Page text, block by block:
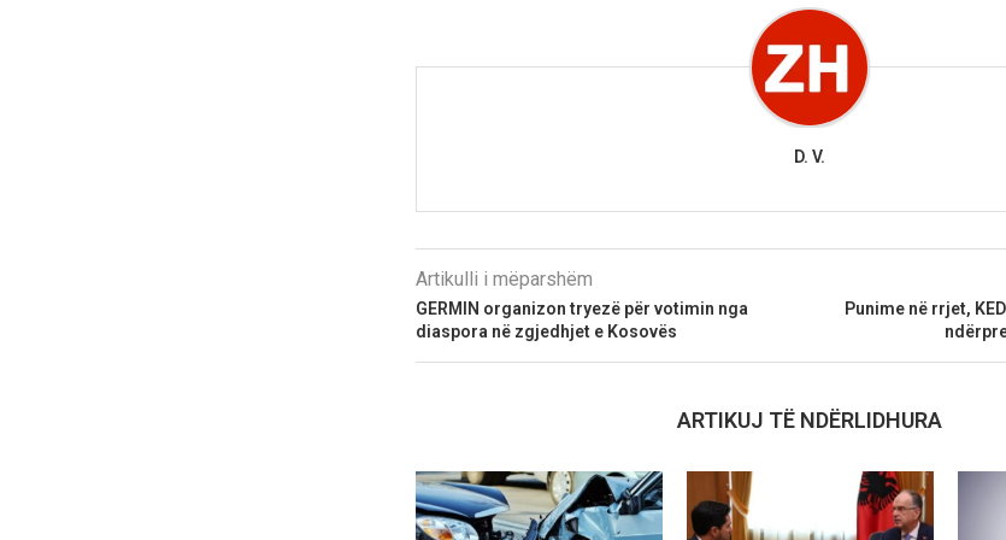
D. V.
Artikulli i mëparshëm
GERMIN organizon tryezë për votimin nga
diaspora në zgjedhjet e Kosovës
Punime në rrjet,
ARTIKUJ TË NDËRLIDHURA